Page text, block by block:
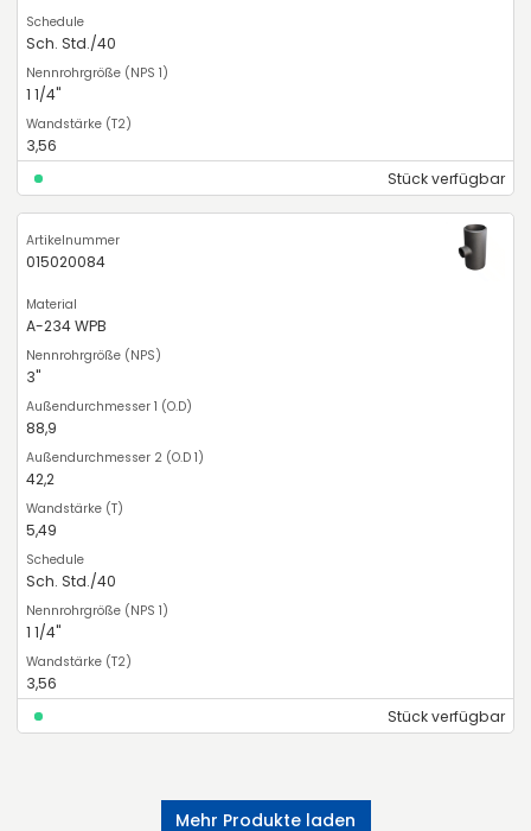
Sch. Std./40
1 1/4"
3,56
Stück verfügbar
015020084
A-234 WPB
3"
88,9
42,2
5,49
Sch. Std./40
1 1/4"
3,56
Stück verfügbar
Mehr Produkte laden